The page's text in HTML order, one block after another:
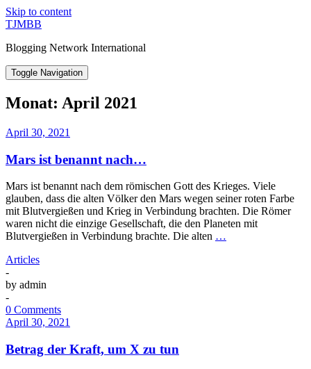
Skip to content
TJMBB
Blogging Network International
Toggle Navigation
Monat: April 2021
April 30, 2021
Mars ist benannt nach…
Mars ist benannt nach dem römischen Gott des Krieges. Viele
glauben, dass die alten Völker den Mars wegen seiner roten Farbe
mit Blutvergießen und Krieg in Verbindung brachten. Die Römer
waren nicht die einzige Gesellschaft, die den Planeten mit
Blutvergießen in Verbindung brachte. Die alten …
Articles
-
by admin
-
0 Comments
April 30, 2021
Betrag der Kraft, um X zu tun